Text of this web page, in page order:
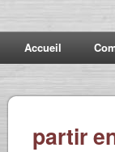
Accueil
partir